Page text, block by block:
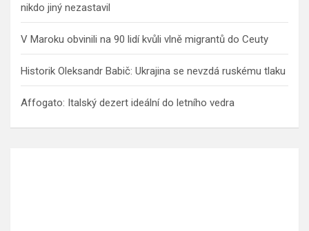
nikdo jiný nezastavil
V Maroku obvinili na 90 lidí kvůli vlně migrantů do Ceuty
Historik Oleksandr Babič: Ukrajina se nevzdá ruskému tlaku
Affogato: Italský dezert ideální do letního vedra